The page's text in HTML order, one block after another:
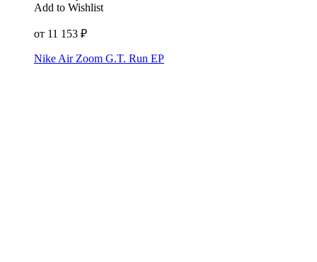
Add to Wishlist
от 11 153 ₽
Nike Air Zoom G.T. Run EP